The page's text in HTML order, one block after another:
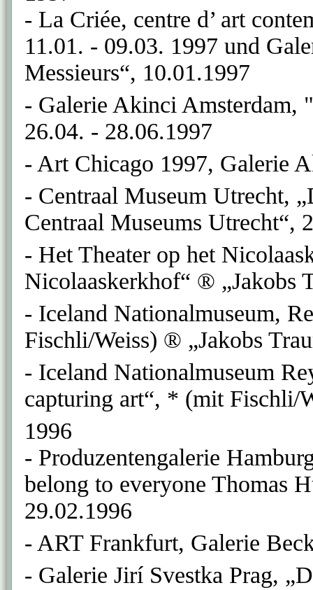
- La Criée, centre d’ art
11.01. - 09.03. 1997 und
Messieurs“, 10.01.1997
- Galerie Akinci Amsterdam,
26.04. - 28.06.1997
- Art Chicago 1997, Galerie
- Centraal Museum Utrecht,
Centraal Museums Utrecht“,
- Het Theater op het
Nicolaaskerkhof“ ® „Jakobs
- Iceland Nationalmuseum,
Fischli/Weiss) ® „Jakobs
- Iceland Nationalmuseum
capturing art“, * (mit Fischli/
1996
- Produzentengalerie
belong to everyone Thomas
29.02.1996
- ART Frankfurt, Galerie
- Galerie Jirí Svestka Prag,